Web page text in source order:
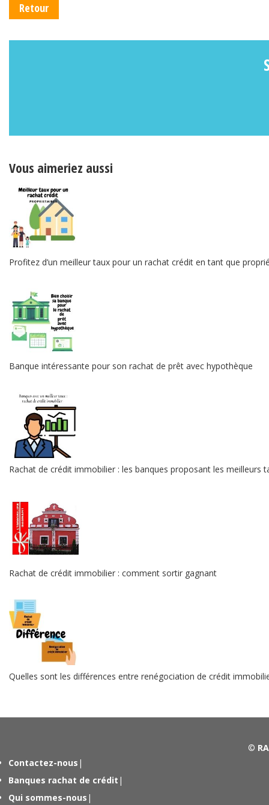
Retour
Vous aimeriez aussi
Profitez d’un meilleur taux pour un rachat crédit en tant que
Banque intéressante pour son rachat de prêt avec hypothèque
Rachat de crédit immobilier : les banques proposant les meilleurs
Rachat de crédit immobilier : comment sortir gagnant
Quelles sont les différences entre renégociation de crédit
©
Contactez-nous |
Banques rachat de crédit |
Qui sommes-nous |